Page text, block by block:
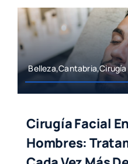
Cirugía Facial
Hombres: